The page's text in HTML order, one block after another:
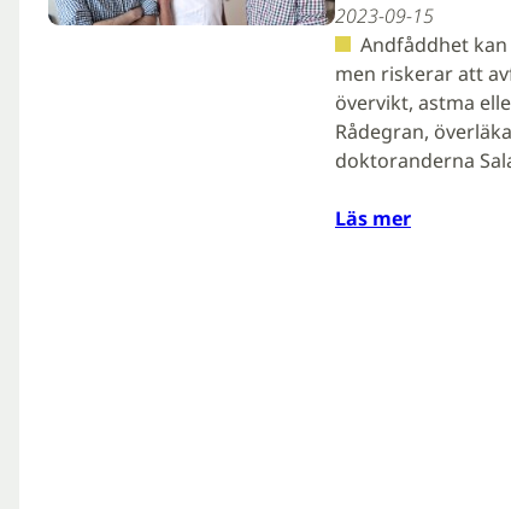
2023-09-15
Andfåddhet
men riskerar att
övervikt, astma
Rådegran,
doktoranderna
Läs mer